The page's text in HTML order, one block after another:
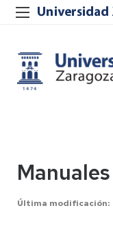
Manuales
Última modificación